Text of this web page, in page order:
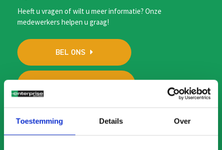
Toestemming Details Over
Heeft u vragen of wilt u meer informatie? Onze
medewerkers helpen u graag!
BEL ONS